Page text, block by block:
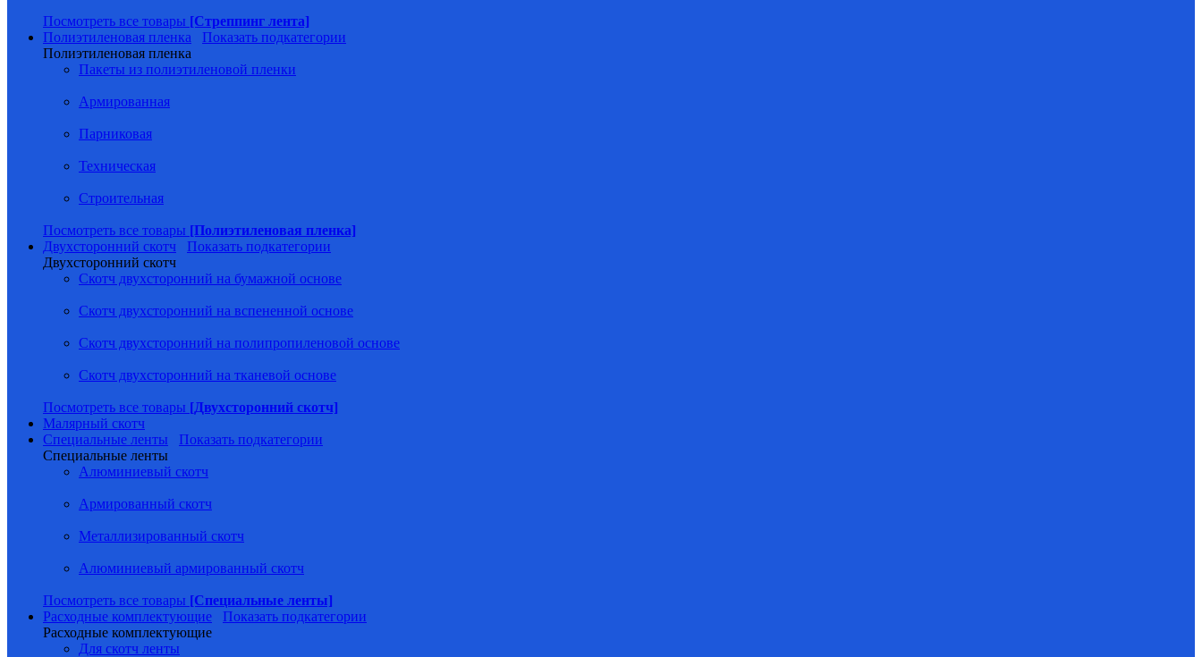
Посмотреть все товары [Стреппинг лента]
Полиэтиленовая пленка
Показать подкатегории
Полиэтиленовая пленка
Пакеты из полиэтиленовой пленки
Армированная
Парниковая
Техническая
Строительная
Посмотреть все товары [Полиэтиленовая пленка]
Двухсторонний скотч
Показать подкатегории
Двухсторонний скотч
Скотч двухсторонний на бумажной основе
Скотч двухсторонний на вспененной основе
Скотч двухсторонний на полипропиленовой основе
Скотч двухсторонний на тканевой основе
Посмотреть все товары [Двухсторонний скотч]
Малярный скотч
Специальные ленты
Показать подкатегории
Специальные ленты
Алюминиевый скотч
Армированный скотч
Металлизированный скотч
Алюминиевый армированный скотч
Посмотреть все товары [Специальные ленты]
Расходные комплектующие
Показать подкатегории
Расходные комплектующие
Для скотч ленты